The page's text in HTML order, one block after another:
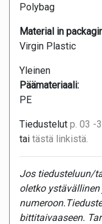
Polybag
Material in
Virgin Plastic
Yleinen
Päämateriaali:
PE
Tiedustelut p. 03 -
tai tästä linkistä.
Jos tiedusteluun/
oletko
bittitaivaaseen.